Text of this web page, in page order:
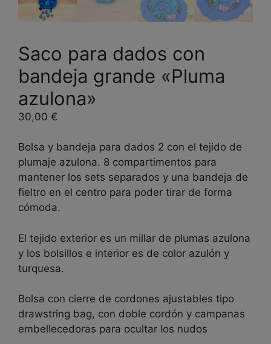
Saco para dados con
bandeja grande «Pluma
azulona»
30,00 €
Bolsa y bandeja para dados 2 con el tejido de
plumaje azulona. 8 compartimentos para
mantener los sets separados y una bandeja de
fieltro en el centro para poder tirar de forma
cómoda.
El tejido exterior es un millar de plumas azulona
y los bolsillos e interior es de color azulón y
turquesa.
Bolsa con cierre de cordones ajustables tipo
drawstring bag, con doble cordón y campanas
embellecedoras para ocultar los nudos